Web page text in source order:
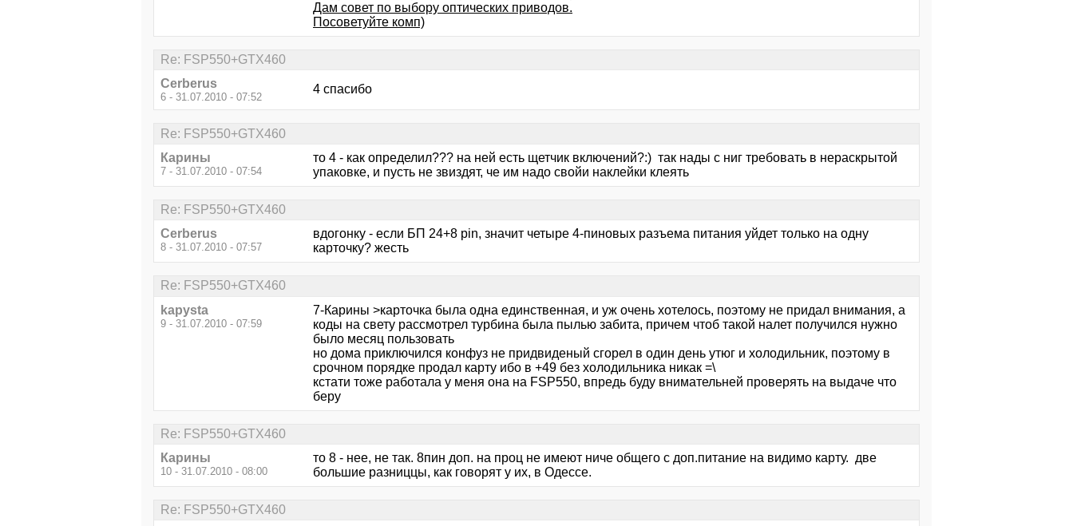
Дам совет по выбору оптических приводов.
Посоветуйте комп)
Re: FSP550+GTX460
Cerberus
6 - 31.07.2010 - 07:52
4 спасибо
Re: FSP550+GTX460
Карины
7 - 31.07.2010 - 07:54
то 4 - как определил??? на ней есть щетчик включений?:) так нады с ниг требовать в нераскрытой
упаковке, и пусть не звиздят, че им надо свойи наклейки клеять
Re: FSP550+GTX460
Cerberus
8 - 31.07.2010 - 07:57
вдогонку - если БП 24+8 pin, значит четыре 4-пиновых разъема питания уйдет только на одну
карточку? жесть
Re: FSP550+GTX460
kapysta
9 - 31.07.2010 - 07:59
7-Карины >карточка была одна единственная, и уж очень хотелось, поэтому не придал внимания, а
коды на свету рассмотрел турбина была пылью забита, причем чтоб такой налет получился нужно
было месяц пользовать
но дома приключился конфуз не придвиденый сгорел в один день утюг и холодильник, поэтому в
срочном порядке продал карту ибо в +49 без холодильника никак =\
кстати тоже работала у меня она на FSP550, впредь буду внимательней проверять на выдаче что
беру
Re: FSP550+GTX460
Карины
10 - 31.07.2010 - 08:00
то 8 - нее, не так. 8пин доп. на проц не имеют ниче общего с доп.питание на видимо карту. две
большие разниццы, как говорят у их, в Одессе.
Re: FSP550+GTX460